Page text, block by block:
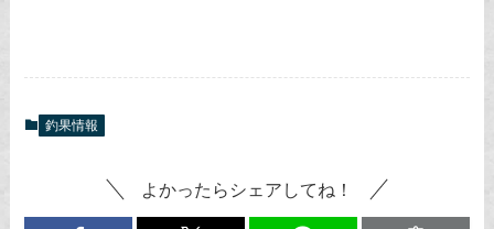
釣果情報
よかったらシェアしてね！